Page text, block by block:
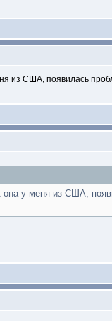
из США, появилась
у меня из США,